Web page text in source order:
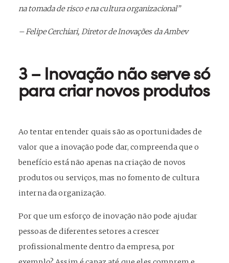
na tomada de risco e na cultura organizacional”
– Felipe Cerchiari, Diretor de Inovações da Ambev
3 – Inovação não serve só
para criar novos produtos
Ao tentar entender quais são as oportunidades de
valor que a inovação pode dar, compreenda que o
benefício está não apenas na criação de novos
produtos ou serviços, mas no fomento de cultura
interna da organização.
Por que um esforço de inovação não pode ajudar
pessoas de diferentes setores a crescer
profissionalmente dentro da empresa, por